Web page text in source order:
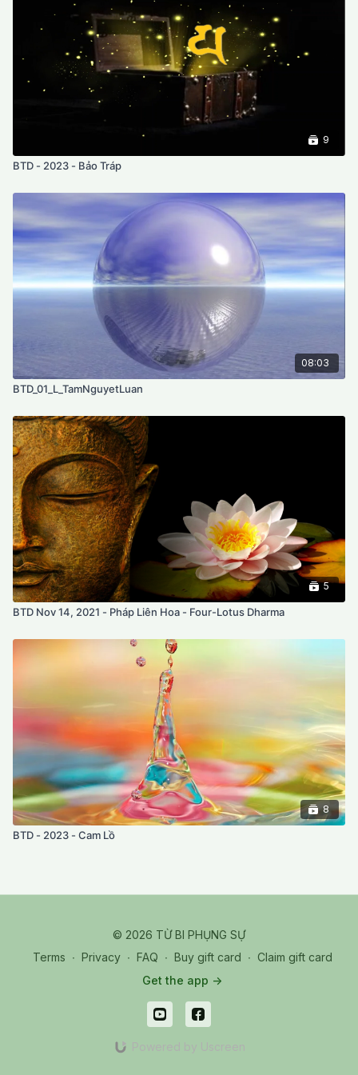
syllables BA and DA, we purify that boundary that means to get
ourselves unstuck in the three domains from the past to the
present and future and from dualisms. It’s the True Nature.
9
BTD - 2023 - Bảo Tráp
08:03
BTD_01_L_TamNguyetLuan
5
BTD Nov 14, 2021 - Pháp Liên Hoa - Four-Lotus Dharma
8
BTD - 2023 - Cam Lồ
© 2026 TỪ BI PHỤNG SỰ
Terms ∙ Privacy ∙ FAQ ∙ Buy gift card ∙ Claim gift card
Get the app ->
Powered by Uscreen